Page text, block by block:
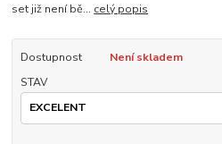
set již není bě... celý popis
Dostupnost
Není skladem
STAV